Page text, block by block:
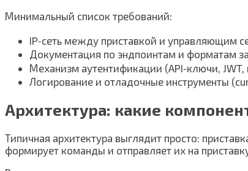
Минимальный список требований:
IP‑сеть между приставкой и управляющим
Документация по эндпоинтам и форматам
Механизм аутентификации (API‑ключи, JWT,
Логирование и отладочные инструменты
Архитектура: какие
Типичная архитектура выглядит просто:
формирует команды и отправляет их на